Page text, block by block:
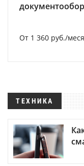
От 1 360 руб./
ТЕХНИКА